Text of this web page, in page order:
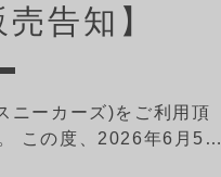
告知】
ニーカーズ)をご利用頂
この度、2026年6月5…